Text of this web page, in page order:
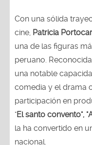
Con una sólida
cine, Patricia
una de las figuras
peruano.
una notable
comedia y el drama
participación en
"El santo convento",
la ha convertido en
nacional.